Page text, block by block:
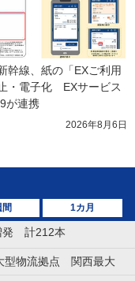
幹線、紙の「EXご利用
・電子化　EXサービス
が連携
2026年8月6日
間 1カ月
発 計212本
型物流拠点 関西最大